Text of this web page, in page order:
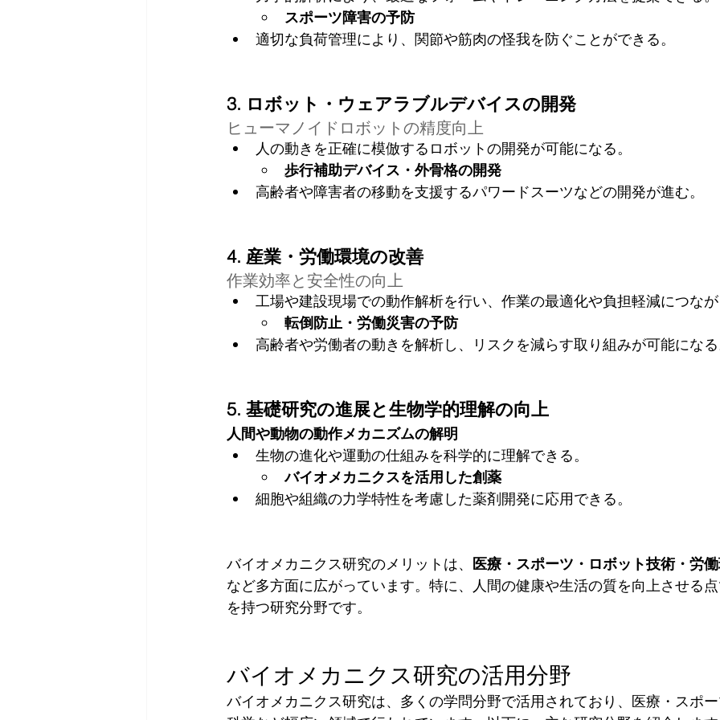
スポーツ障害の予防
適切な負荷管理により、関節や筋肉の怪我を防ぐことができる。
3. ロボット・ウェアラブルデバイスの開発
ヒューマノイドロボットの精度向上
人の動きを正確に模倣するロボットの開発が可能になる。
歩行補助デバイス・外骨格の開発
高齢者や障害者の移動を支援するパワードスーツなどの開発が進む。
4. 産業・労働環境の改善
作業効率と安全性の向上
工場や建設現場での動作解析を行い、作業の最適化や負担軽減につな
転倒防止・労働災害の予防
高齢者や労働者の動きを解析し、リスクを減らす取り組みが可能にな
5. 基礎研究の進展と生物学的理解の向上
人間や動物の動作メカニズムの解明
生物の進化や運動の仕組みを科学的に理解できる。
バイオメカニクスを活用した創薬
細胞や組織の力学特性を考慮した薬剤開発に応用できる。
バイオメカニクス研究のメリットは、 医療・スポーツ・ロボット技術・労
など多方面に広がっています。特に、人間の健康や生活の質を向上させる
を持つ研究分野です。
バイオメカニクス研究の活用分野
バイオメカニクス研究は、多くの学問分野で活用されており、医療・スポ